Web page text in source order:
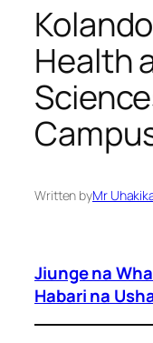
Health
Written byMr
Jiunge na
Habari na